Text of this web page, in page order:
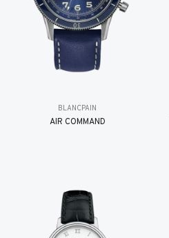
BLANCPAIN
AIR COMMAND